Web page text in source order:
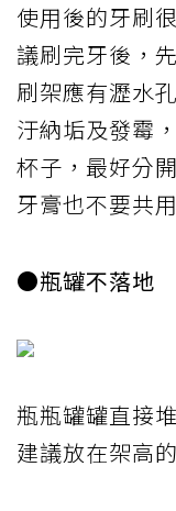
使用後的牙刷
議刷完牙後，
刷架應有瀝水
汙納垢及發霉
杯子，最好分
牙膏也不要共
●瓶罐不落地
瓶瓶罐罐直接
建議放在架高